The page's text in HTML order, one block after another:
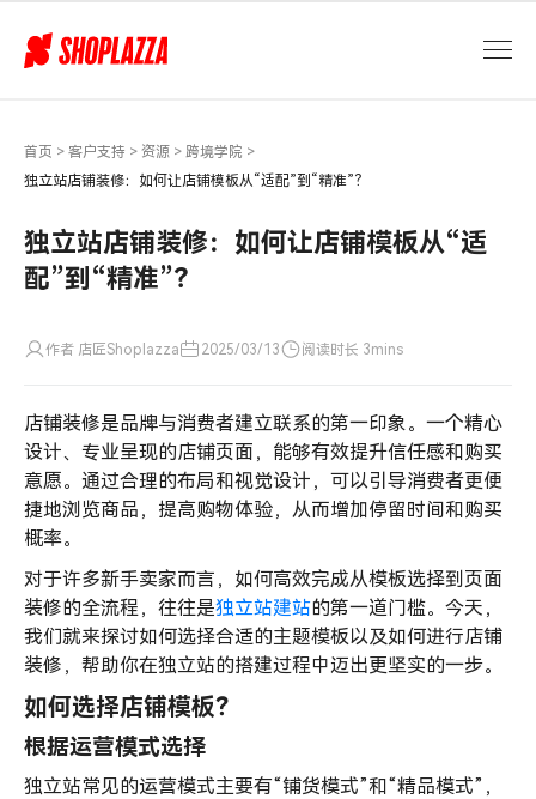
修：
配”到“精
准”？
首页 > 客户支持 > 资源 > 跨境学院 >
独立站店铺装修：如何让店铺模板从“适配”到“精准”？
独立站店铺装修：如何让店铺模板从“适
配”到“精准”？
作者 店匠Shoplazza 2025/03/13 阅读时长 3mins
店铺装修是品牌与消费者建立联系的第一印象。一个精心
设计、专业呈现的店铺页面，能够有效提升信任感和购买
意愿。通过合理的布局和视觉设计，可以引导消费者更便
捷地浏览商品，提高购物体验，从而增加停留时间和购买
概率。
对于许多新手卖家而言，如何高效完成从模板选择到页面
装修的全流程，往往是独立站建站的第一道门槛。今天，
我们就来探讨如何选择合适的主题模板以及如何进行店铺
装修，帮助你在独立站的搭建过程中迈出更坚实的一步。
如何选择店铺模板？
根据运营模式选择
独立站常见的运营模式主要有“铺货模式”和“精品模式”，